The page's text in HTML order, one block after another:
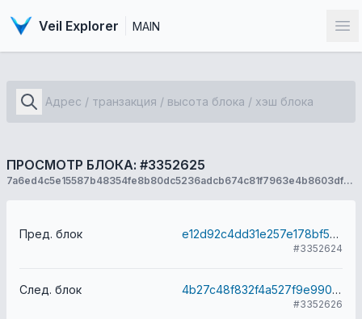
Veil Explorer MAIN
ПРОСМОТР БЛОКА: #3352625
7a6ed4c5e15587b48354fe8b80dc5236adcb674c81f7963e4b8603df00f3948b
Пред. блок e12d92c4dd31e257e178bf545973d3e0f4912d294f6e0671e6bd72ad802280ac
#3352624
След. блок 4b27c48f832f4a527f9e990ea30539adaaf9ea2f024e5408161e6259c5a88b19
#3352626